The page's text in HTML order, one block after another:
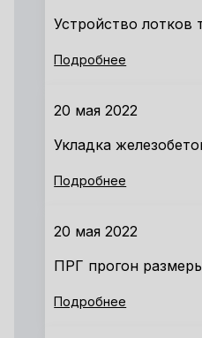
Устройство лотков
Подробнее
20 мая 2022
Укладка
Подробнее
20 мая 2022
ПРГ прогон
Подробнее